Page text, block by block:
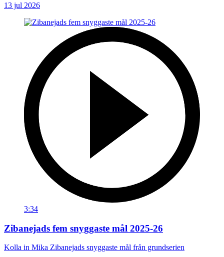
13 jul 2026
3:34
Zibanejads fem snyggaste mål 2025-26
Kolla in Mika Zibanejads snyggaste mål från grundserien